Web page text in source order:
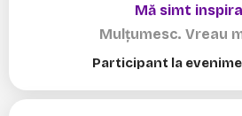
Mă simt
Mulțumesc. Vreau
Participant la